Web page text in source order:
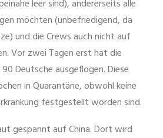
leer sind), andererseits alle
möchten (unbefriedigend, da
und die Crews auch nicht auf
Vor zwei Tagen erst hat die
Deutsche ausgeflogen. Diese
in Quarantäne, obwohl keine
festgestellt worden sind.
gespannt auf China. Dort wird